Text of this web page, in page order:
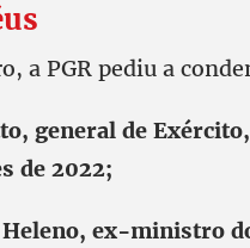
a PGR pediu a
general de
de 2022;
ex-ministro